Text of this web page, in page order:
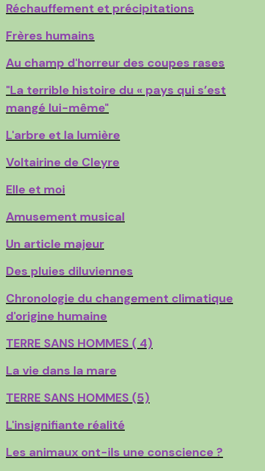
Réchauffement et précipitations
Frères humains
Au champ d'horreur des coupes rases
"La terrible histoire du « pays qui s’est
mangé lui-même"
L'arbre et la lumière
Voltairine de Cleyre
Elle et moi
Amusement musical
Un article majeur
Des pluies diluviennes
Chronologie du changement climatique
d'origine humaine
TERRE SANS HOMMES ( 4)
La vie dans la mare
TERRE SANS HOMMES (5)
L'insignifiante réalité
Les animaux ont-ils une conscience ?